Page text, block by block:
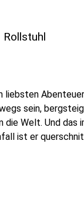
Rollstuhl
liebsten
sein,
die Welt. Und das
ist er